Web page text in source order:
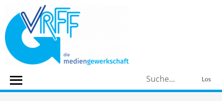
content
Los